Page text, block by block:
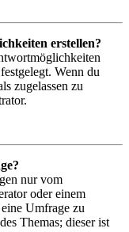
erstellen?
Wenn du
zugelassen zu
nur vom
oder einem
Umfrage zu
Themas; dieser ist